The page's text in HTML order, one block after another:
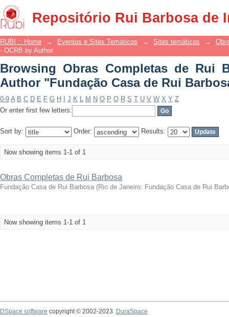
Repositório Rui Barbosa de
Browsing Obras Completas de Rui
Rui Barbosa"
RUBI :: Home → Eventos e Sites Temáticos → Sites temáticos →
- OCRB by Author
Browsing Obras Completas de Rui
Author "Fundação Casa de Rui
0-9 A B C D E F G H J K L M N O P Q R S T U V W X Y Z
Or enter first few letters:
Sort by: Order: Results:
Now showing items 1-1 of 1
Obras Completas de Rui Barbosa
Fundação Casa de Rui Barbosa (Rio de Janeiro: Fundação Casa de Rui
Now showing items 1-1 of 1
DSpace software copyright © 2002-2023
DuraSpace